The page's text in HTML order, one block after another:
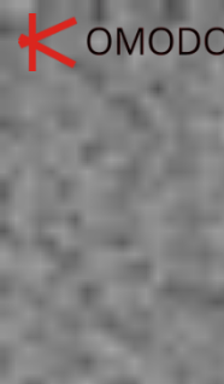
Skip to main content